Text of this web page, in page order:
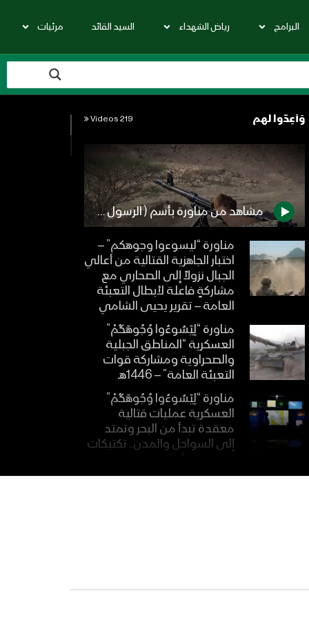
البرامج رياض الشهداء السيد القائد مرئيات
وَأَعِدُّوا لهم 219 Videos
مشاهد من مناورة بأسم ( الرسول محمد صلى الله عليه واله )
مناورة “ليسوءوا وجوهكم” –
اختبار الجاهزية القتالية من أعالي
الجبال نزولاً إلى الصحاري مع
مشاركةٍ فاعلة لأبطال التعبئة
العامة – تقرير يحيى الشامي
مناورة “لِيَسُوءُوا وُجُوهَكُمْ”
العسكرية “المناطق الجبلية
والصحراوية ومشاركة قوات
التعبئة العامة” – 1446هـ
مناورة “لِيَسُوءُوا وُجُوهَكُمْ”
العسكرية عمليات قتالية
معقدة تبدأ من البحر وتمتد
إلى السواحل والمدن.. تكتيكات